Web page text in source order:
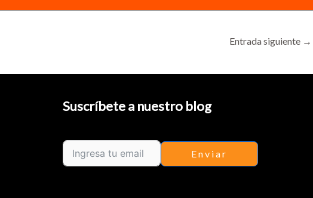
Entrada siguiente →
Suscríbete a nuestro blog
Enviar